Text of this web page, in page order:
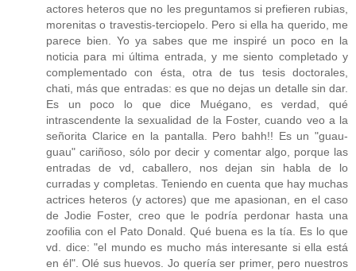
actores heteros que no les preguntamos si prefieren rubias,
morenitas o travestis-terciopelo. Pero si ella ha querido, me
parece bien. Yo ya sabes que me inspiré un poco en la
noticia para mi última entrada, y me siento completado y
complementado con ésta, otra de tus tesis doctorales,
chati, más que entradas: es que no dejas un detalle sin dar.
Es un poco lo que dice Muégano, es verdad, qué
intrascendente la sexualidad de la Foster, cuando veo a la
señorita Clarice en la pantalla. Pero bahh!! Es un "guau-
guau" cariñoso, sólo por decir y comentar algo, porque las
entradas de vd, caballero, nos dejan sin habla de lo
curradas y completas. Teniendo en cuenta que hay muchas
actrices heteros (y actores) que me apasionan, en el caso
de Jodie Foster, creo que le podría perdonar hasta una
zoofilia con el Pato Donald. Qué buena es la tía. Es lo que
vd. dice: "el mundo es mucho más interesante si ella está
en él". Olé sus huevos. Jo quería ser primer, pero nuestros